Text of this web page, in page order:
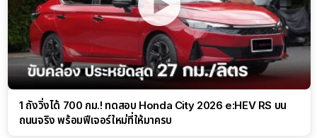
1 ถังวิ่งได้ 700 กม.! ทดสอบ Honda City 2026 e:HEV RS บน
ถนนจริง พร้อมฟีเจอร์ใหม่ที่ให้มาครบ